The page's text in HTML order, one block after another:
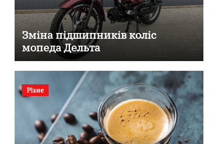
Зміна підшипників коліс
мопеда Дельта
Різне